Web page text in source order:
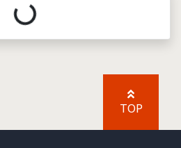
載入中...
TOP